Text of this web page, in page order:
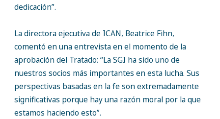
dedicación”.
La directora ejecutiva de ICAN, Beatrice Fihn,
comentó en una entrevista en el momento de la
aprobación del Tratado: “La SGI ha sido uno de
nuestros socios más importantes en esta lucha. Sus
perspectivas basadas en la fe son extremadamente
significativas porque hay una razón moral por la que
estamos haciendo esto”.